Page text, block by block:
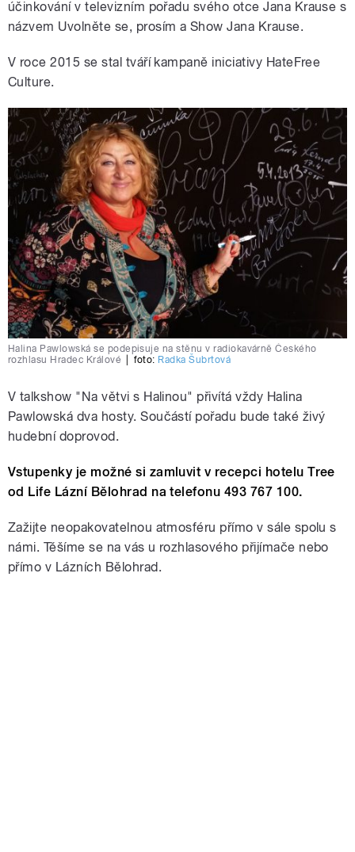
účinkování v televizním pořadu svého otce Jana Krause s
názvem Uvolněte se, prosím a Show Jana Krause.
V roce 2015 se stal tváří kampaně iniciativy HateFree
Culture.
Halina Pawlowská se podepisuje na stěnu v radiokavárně Českého
rozhlasu Hradec Králové
foto: Radka Šubrtová
V talkshow "Na větvi s Halinou" přivítá vždy Halina
Pawlowská dva hosty. Součástí pořadu bude také živý
hudební doprovod.
Vstupenky je možné si zamluvit v recepci hotelu Tree
od Life Lázní Bělohrad na telefonu 493 767 100.
Zažijte neopakovatelnou atmosféru přímo v sále spolu s
námi. Těšíme se na vás u rozhlasového přijímače nebo
přímo v Lázních Bělohrad.